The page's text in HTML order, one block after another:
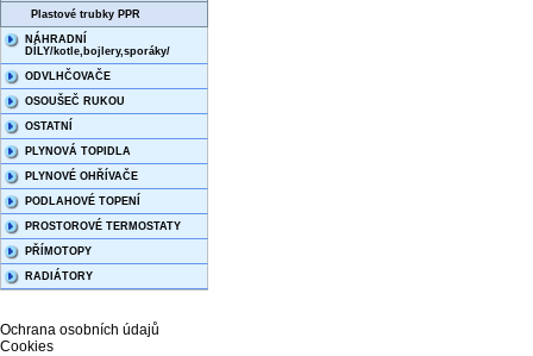
Plastové trubky PPR
NÁHRADNÍ
DÍLY/kotle,bojlery,sporáky/
ODVLHČOVAČE
OSOUŠEČ RUKOU
OSTATNÍ
PLYNOVÁ TOPIDLA
PLYNOVÉ OHŘÍVAČE
PODLAHOVÉ TOPENÍ
PROSTOROVÉ TERMOSTATY
PŘÍMOTOPY
RADIÁTORY
Ochrana osobních údajů
Cookies